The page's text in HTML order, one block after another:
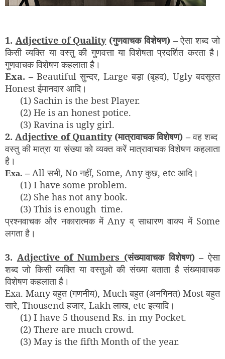
1. Adjective of Quality(गुणवाचक विशेषण) –ऐसा शब्द जो
किसी व्यक्ति या वस्तु की गुणवत्ता या विशेषता प्रदर्शित करता है।
गुणवाचक विशेषण कहलाता है।
Exa. – Beautiful सुन्दर, Large बड़ा (बृहद), Ugly बदसूरत
Honest ईमानदार आदि।
(1) Sachin is the best Player.
(2) He is an honest potice.
(3) Ravina is ugly girl.
2.Adjective of Quantity(मात्रावाचक विशेषण) –वह शब्द
वस्तु की मात्रा या संख्या को व्यक्त करें मात्रावाचक विशेषण कहलाता
है।
Exa. –All सभी, No नहीं, Some, Any कुछ, etc आदि।
(1) I have some problem.
(2) She has not any book.
(3) This is enough time.
प्रश्नवाचक और नकारात्मक में Any व् साधारण वाक्य में Some
लगता है।
3. Adjective of Numbers (संख्यावाचक विशेषण) – ऐसा
शब्द जो किसी व्यक्ति या वस्तुओ की संख्या बताता है संख्यावाचक
विशेषण कहलाता है।
Exa. Many बहुत (गणनीय), Much बहुत (अनगिनत) Most बहुत
सारे, Thousend हजार, Lakh लाख, etc इत्यादि।
(1) I have 5 thousend Rs. in my Pocket.
(2) There are much crowd.
(3) May is the fifth Month of the year.